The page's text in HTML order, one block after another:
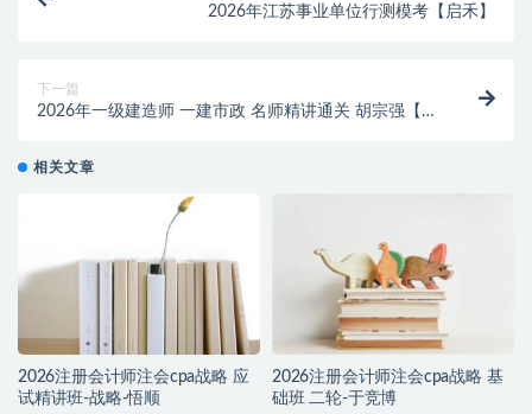
2026年江苏事业单位行测模考【启禾】
下一篇
2026年一级建造师 一建市政 名师精讲通关 胡宗强【推
相关文章
2026注册会计师注会cpa战略 应
试精讲班-战略-悟顺
2026注册会计师注会cpa战略 基
础班 二轮-于竞博